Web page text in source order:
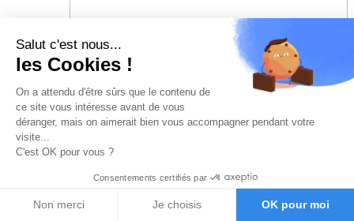
Salut c'est nous...
les Cookies !
On a attendu d'être sûrs que le contenu de
ce site vous intéresse avant de vous
déranger, mais on aimerait bien vous accompagner pendant votre
visite...
C'est OK pour vous ?
Consentements certifiés par
Non merci Je choisis OK pour moi